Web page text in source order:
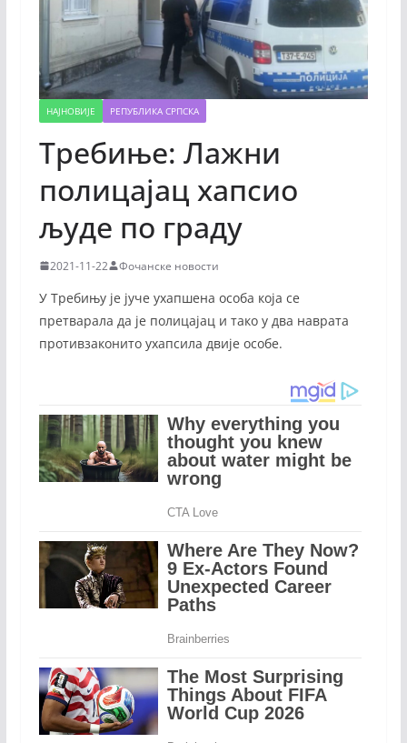
НАЈНОВИЈЕ РЕПУБЛИКА СРПСКА
Требиње: Лажни
полицајац хапсио
људе по граду
2021-11-22 Фочанске новости
У Требињу је јуче ухапшена особа која се
претварала да је полицајац и тако у два наврата
противзаконито ухапсила двије особе.